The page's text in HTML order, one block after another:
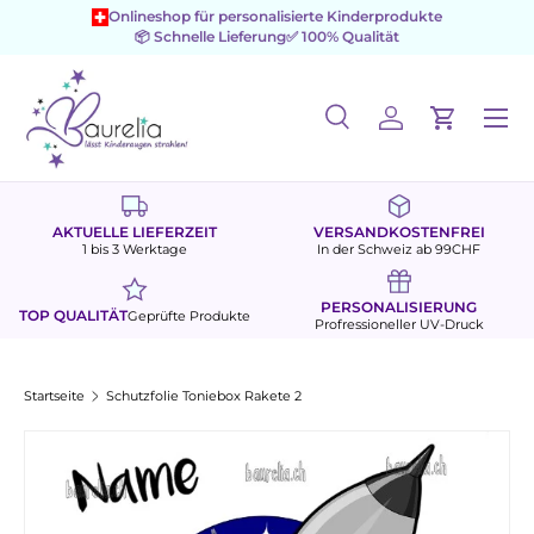
Direkt zum Inhalt
Onlineshop für personalisierte Kinderprodukte
📦 Schnelle Lieferung✅ 100% Qualität
Suchen
SucheEinloggen
Menü
AKTUELLE LIEFERZEIT
1 bis 3 Werktage
VERSANDKOSTENFREI
In der Schweiz ab 99CHF
TOP QUALITÄTGeprüfte Produkte PERSONALISIERUNG
Profressioneller UV-Druck
Startseite Schutzfolie Toniebox Rakete 2